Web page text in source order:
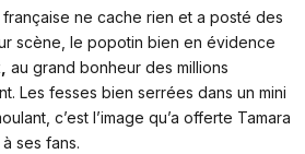
française ne cache rien et a posté des
scène, le popotin bien en évidence
au grand bonheur des millions
Les fesses bien serrées dans un mini
c’est l’image qu’a offerte Tamara
ses fans.